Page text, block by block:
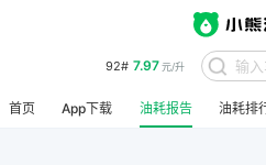
92# 7.97元/升
首页 App下载 油耗报告 油耗排